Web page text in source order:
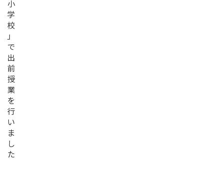
小
学
校
」
で
出
前
授
業
を
行
い
ま
し
た